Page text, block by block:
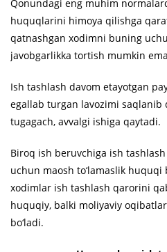
Qonundagi eng muhim
huquqlarini himoya qilishga
qatnashgan xodimni buning
javobgarlikka tortish mumkin
Ish tashlash davom etayotgan
egallab turgan lavozimi saqlanib
tugagach, avvalgi ishiga qaytadi.
Biroq ish beruvchiga ish
uchun maosh to‘lamaslik
xodimlar ish tashlash qarorini
huquqiy, balki moliyaviy
bo‘ladi.